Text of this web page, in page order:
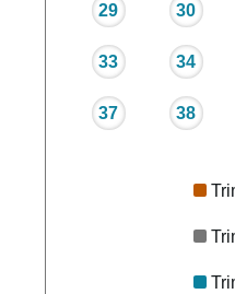
29 30
33 34
37 38